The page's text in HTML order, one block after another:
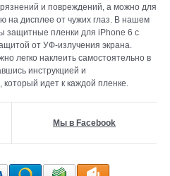
и повреждений, а можно для
на дисплее от чужих глаз. В нашем
защитные пленки для iPhone 6 с
от УФ-излучения экрана.
легко наклеить самостоятельно в
инструкцией и
идет к каждой пленке.
Мы в Facebook